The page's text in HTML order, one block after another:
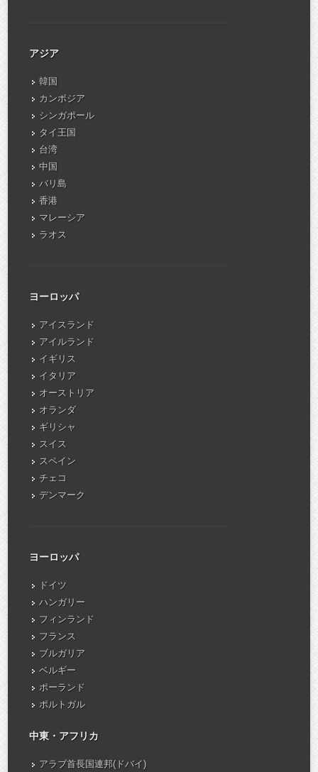
アジア
韓国
カンボジア
シンガポール
タイ王国
台湾
中国
バリ島
香港
マレーシア
ラオス
ヨーロッパ
アイスランド
アイルランド
イギリス
イタリア
オーストリア
オランダ
ギリシャ
スイス
スペイン
チェコ
デンマーク
ヨーロッパ
ドイツ
ハンガリー
フィンランド
フランス
ブルガリア
ベルギー
ポーランド
ポルトガル
中東・アフリカ
アラブ首長国連邦(ドバイ)